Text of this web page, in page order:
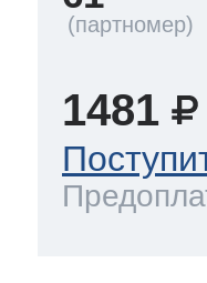
1481